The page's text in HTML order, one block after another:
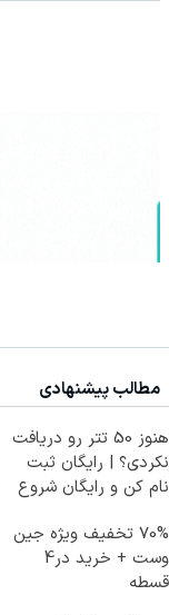
مطالب پیشنهادی
هنوز 50 تتر رو دریافت
نکردی؟ | رایگان ثبت
نام کن و رایگان شروع
70% تخفیف ویژه جین
وست + خرید در4
قسطه